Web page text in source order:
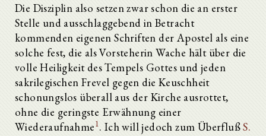
Die Disziplin also setzen zwar schon die an erster
Stelle und ausschlaggebend in Betracht
kommenden eigenen Schriften der Apostel als eine
solche fest, die als Vorsteherin Wache hält über die
volle Heiligkeit des Tempels Gottes und jeden
sakrilegischen Frevel gegen die Keuschheit
schonungslos überall aus der Kirche ausrottet,
ohne die geringste Erwähnung einer
Wiederaufnahme1. Ich will jedoch zum ÜberflußS.